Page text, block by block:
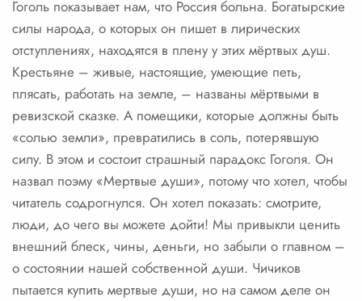
Гоголь показывает нам, что Россия больна. Богатырские
силы народа, о которых он пишет в лирических
отступлениях, находятся в плену у этих мёртвых душ.
Крестьяне – живые, настоящие, умеющие петь,
плясать, работать на земле, – названы мёртвыми в
ревизской сказке. А помещики, которые должны быть
«солью земли», превратились в соль, потерявшую
силу. В этом и состоит страшный парадокс Гоголя. Он
назвал поэму «Мертвые души», потому что хотел, чтобы
читатель содрогнулся. Он хотел показать: смотрите,
люди, до чего вы можете дойти! Мы привыкли ценить
внешний блеск, чины, деньги, но забыли о главном –
о состоянии нашей собственной души. Чичиков
пытается купить мертвые души, но на самом деле он